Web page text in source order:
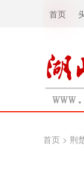
首页
首页 > 荆